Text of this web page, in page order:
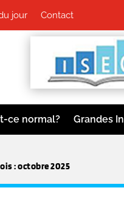
jour Contact
ce normal? Grandes
:octobre 2025